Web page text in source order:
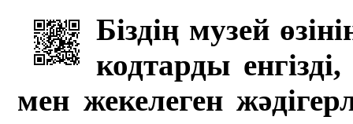
Біздің музей
кодтарды
мен жекелеген